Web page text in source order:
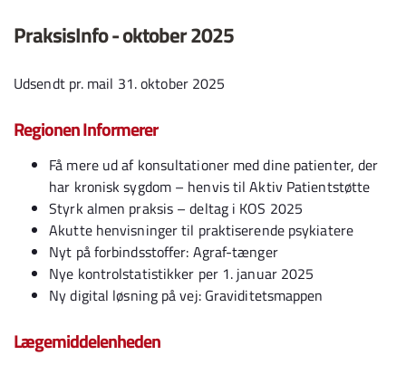
PraksisInfo - oktober 2025
Udsendt pr. mail 31. oktober 2025
Regionen Informerer
Få mere ud af konsultationer med dine patienter, der
har kronisk sygdom – henvis til Aktiv Patientstøtte
Styrk almen praksis – deltag i KOS 2025
Akutte henvisninger til praktiserende psykiatere
Nyt på forbindsstoffer: Agraf-tænger
Nye kontrolstatistikker per 1. januar 2025
Ny digital løsning på vej: Graviditetsmappen
Lægemiddelenheden